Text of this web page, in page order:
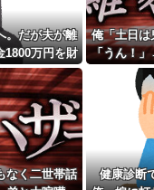
んが地上
きる理由←
い模様w w
者さん、
夜配信→管
れてお気
の皆様
飽きして
の女さ
過ぎて完
3人姉妹
ら子供ま
って競い
私(女同士
ろが、義
ーンと違
こども
えにと連
ミミズ集
俺「土
う！」息
かった息
。だが夫が離
1800万円を財
い出した
俺「土日は
「うん！
気で
なく二世帯話
健康診断